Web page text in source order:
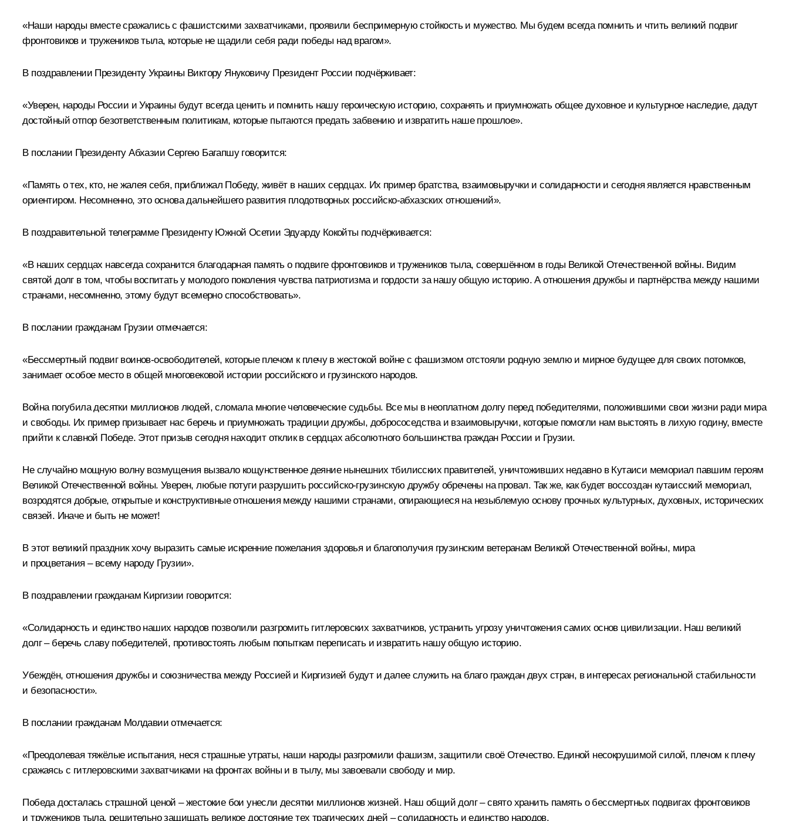
«Наши народы вместе сражались с фашистскими захватчиками, проявили беспримерную стойкость и мужество. Мы будем всегда помнить и чтить великий подвиг
фронтовиков и тружеников тыла, которые не щадили себя ради победы над врагом».
В поздравлении Президенту Украины Виктору Януковичу Президент России подчёркивает:
«Уверен, народы России и Украины будут всегда ценить и помнить нашу героическую историю, сохранять и приумножать общее духовное и культурное наследие, дадут
достойный отпор безответственным политикам, которые пытаются предать забвению и извратить наше прошлое».
В послании Президенту Абхазии Сергею Багапшу говорится:
«Память о тех, кто, не жалея себя, приближал Победу, живёт в наших сердцах. Их пример братства, взаимовыручки и солидарности и сегодня является нравственным
ориентиром. Несомненно, это основа дальнейшего развития плодотворных российско-абхазских отношений».
В поздравительной телеграмме Президенту Южной Осетии Эдуарду Кокойты подчёркивается:
«В наших сердцах навсегда сохранится благодарная память о подвиге фронтовиков и тружеников тыла, совершённом в годы Великой Отечественной войны. Видим
святой долг в том, чтобы воспитать у молодого поколения чувства патриотизма и гордости за нашу общую историю. А отношения дружбы и партнёрства между нашими
странами, несомненно, этому будут всемерно способствовать».
В послании гражданам Грузии отмечается:
«Бессмертный подвиг воинов-освободителей, которые плечом к плечу в жестокой войне с фашизмом отстояли родную землю и мирное будущее для своих потомков,
занимает особое место в общей многовековой истории российского и грузинского народов.
Война погубила десятки миллионов людей, сломала многие человеческие судьбы. Все мы в неоплатном долгу перед победителями, положившими свои жизни ради мира
и свободы. Их пример призывает нас беречь и приумножать традиции дружбы, добрососедства и взаимовыручки, которые помогли нам выстоять в лихую годину, вместе
прийти к славной Победе. Этот призыв сегодня находит отклик в сердцах абсолютного большинства граждан России и Грузии.
Не случайно мощную волну возмущения вызвало кощунственное деяние нынешних тбилисских правителей, уничтоживших недавно в Кутаиси мемориал павшим героям
Великой Отечественной войны. Уверен, любые потуги разрушить российско-грузинскую дружбу обречены на провал. Так же, как будет воссоздан кутаисский мемориал,
возродятся добрые, открытые и конструктивные отношения между нашими странами, опирающиеся на незыблемую основу прочных культурных, духовных, исторических
связей. Иначе и быть не может!
В этот великий праздник хочу выразить самые искренние пожелания здоровья и благополучия грузинским ветеранам Великой Отечественной войны, мира
и процветания – всему народу Грузии».
В поздравлении гражданам Киргизии говорится:
«Солидарность и единство наших народов позволили разгромить гитлеровских захватчиков, устранить угрозу уничтожения самих основ цивилизации. Наш великий
долг – беречь славу победителей, противостоять любым попыткам переписать и извратить нашу общую историю.
Убеждён, отношения дружбы и союзничества между Россией и Киргизией будут и далее служить на благо граждан двух стран, в интересах региональной стабильности
и безопасности».
В послании гражданам Молдавии отмечается:
«Преодолевая тяжёлые испытания, неся страшные утраты, наши народы разгромили фашизм, защитили своё Отечество. Единой несокрушимой силой, плечом к плечу
сражаясь с гитлеровскими захватчиками на фронтах войны и в тылу, мы завоевали свободу и мир.
Победа досталась страшной ценой – жестокие бои унесли десятки миллионов жизней. Наш общий долг – свято хранить память о бессмертных подвигах фронтовиков
и тружеников тыла, решительно защищать великое достояние тех трагических дней – солидарность и единство народов.